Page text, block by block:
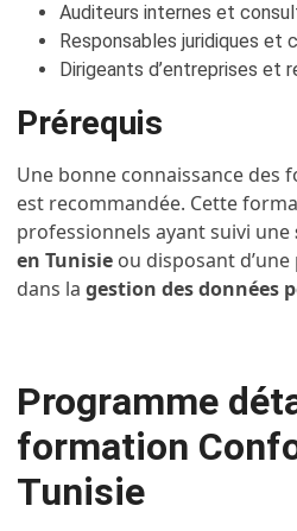
Auditeurs internes et
Responsables juridiques et
Dirigeants d’entreprises et
Prérequis
Une bonne connaissance des
est recommandée. Cette
professionnels ayant suivi une
en Tunisie ou disposant
dans lagestion des données
Programme
formation
Tunisie